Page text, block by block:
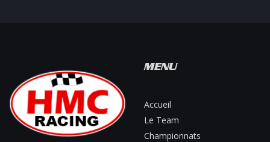
MENU
Accueil
Le Team
Championnats